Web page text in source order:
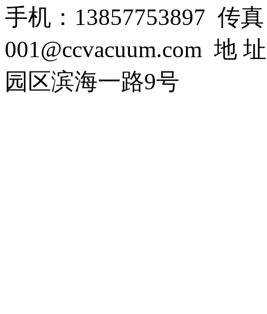
手机：13857753897 传
001@ccvacuum.com 地
园区滨海一路9号